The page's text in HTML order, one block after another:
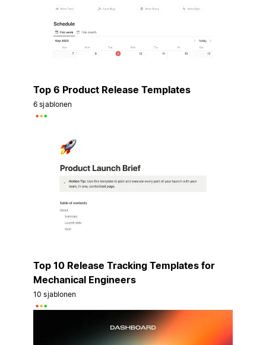
Top 6 Product Release Templates
6 sjablonen
Top 10 Release Tracking Templates for
Mechanical Engineers
10 sjablonen